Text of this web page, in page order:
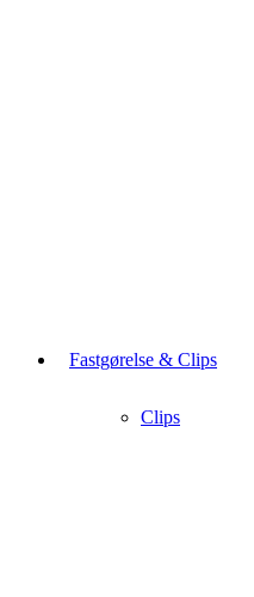
Fastgørelse & Clips
Clips